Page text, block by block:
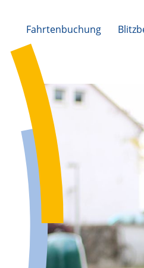
Fahrtenbuchung